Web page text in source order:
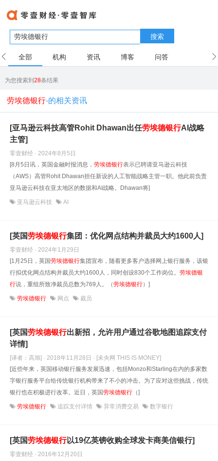
搜索
全部 机构 资讯 博客 问答
为您搜索到28条结果
劳埃德银行-的相关资讯
[亚马逊云科技高管Rohit Dhawan出任劳埃德银行AI战略
主管]
零壹财经 · 2024年8月5日
[8月5日讯，英国金融时报消息， 劳埃德银行表示已聘请亚马逊云科技
（AWS）高管Rohit Dhawan担任新设的人工智能战略主管一职。他此前负责
亚马逊云科技在亚太地区的数据和AI战略。Dhawan将]
亚马逊云科技 AI
[英国劳埃德银行集团：优化网点结构并裁员大约1600人]
零壹财经 · 2024年1月29日
[1月25日，英国劳埃德银行集团宣布，随着更多客户选择网上银行服务，该银
行拟优化网点结构并裁员大约1600人，同时创设830个工作岗位。 劳埃德银
行说，重组所致净裁员总数为769人。（劳埃德银行）]
劳埃德银行 网点 裁员
[英国劳埃德银行出新招，允许用户通过谷歌地图追踪支付
详情]
[译者：高旭] · 2018年11月28日 · [未央网 THIS IS MONEY]
[近些年来，英国移动银行服务发展迅速，包括Monzo和Starling在内的多家数
字银行服务平台给传统银行机构带来了不小的冲击。为了应对这些挑战，传统
银行也在积极进行改革。近日，英国劳埃德银行 （]
劳埃德银行 追踪支付详情 异常消费交易 数字银行
[英国劳埃德银行以19亿英镑收购全球发卡商美信银行]
零壹财经 · 2016年12月20日